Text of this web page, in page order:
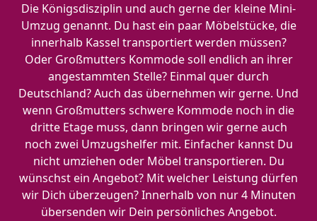
Die Königsdisziplin und auch gerne der kleine Mini-
Umzug genannt. Du hast ein paar Möbelstücke, die
innerhalb Kassel transportiert werden müssen?
Oder Großmutters Kommode soll endlich an ihrer
angestammten Stelle? Einmal quer durch
Deutschland? Auch das übernehmen wir gerne. Und
wenn Großmutters schwere Kommode noch in die
dritte Etage muss, dann bringen wir gerne auch
noch zwei Umzugshelfer mit. Einfacher kannst Du
nicht umziehen oder Möbel transportieren. Du
wünschst ein Angebot? Mit welcher Leistung dürfen
wir Dich überzeugen? Innerhalb von nur 4 Minuten
übersenden wir Dein persönliches Angebot.